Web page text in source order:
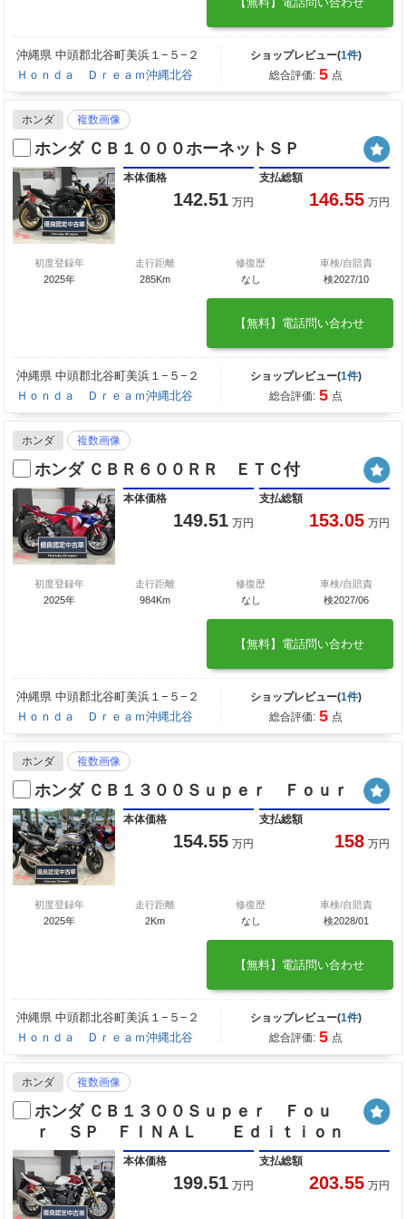
沖縄県 中頭郡北谷町美浜１−５−２
Ｈｏｎｄａ Ｄｒｅａｍ沖縄北谷
ショップレビュー(1件)
総合評価: 5 点
ホンダ 複数画像
ホンダ ＣＢ１０００ホーネットＳＰ
本体価格
142.51 万円
支払総額
146.55 万円
初度登録年
2025年
走行距離
285Km
修復歴
なし
車検/自賠責
検2027/10
【無料】電話問い合わせ
沖縄県 中頭郡北谷町美浜１−５−２
Ｈｏｎｄａ Ｄｒｅａｍ沖縄北谷
ショップレビュー(1件)
総合評価: 5 点
ホンダ 複数画像
ホンダ ＣＢＲ６００ＲＲ ＥＴＣ付
本体価格
149.51 万円
支払総額
153.05 万円
初度登録年
2025年
走行距離
984Km
修復歴
なし
車検/自賠責
検2027/06
【無料】電話問い合わせ
沖縄県 中頭郡北谷町美浜１−５−２
Ｈｏｎｄａ Ｄｒｅａｍ沖縄北谷
ショップレビュー(1件)
総合評価: 5 点
ホンダ 複数画像
ホンダ ＣＢ１３００Ｓｕｐｅｒ Ｆｏｕｒ
本体価格
154.55 万円
支払総額
158 万円
初度登録年
2025年
走行距離
2Km
修復歴
なし
車検/自賠責
検2028/01
【無料】電話問い合わせ
沖縄県 中頭郡北谷町美浜１−５−２
Ｈｏｎｄａ Ｄｒｅａｍ沖縄北谷
ショップレビュー(1件)
総合評価: 5 点
ホンダ 複数画像
ホンダ ＣＢ１３００Ｓｕｐｅｒ Ｆｏｕ
ｒ ＳＰ ＦＩＮＡＬ Ｅｄｉｔｉｏｎ
本体価格
199.51 万円
支払総額
203.55 万円